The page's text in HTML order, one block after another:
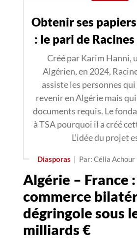
Obtenir ses
: le pari de
Créé par Karim Hanni,
Algérien, en 2024,
assiste les personnes
revenir en Algérie mais qui
documents requis. Le
à TSA pourquoi il a créé
L’idée du projet
Diasporas | Par: Célia Achour
Algérie – France
commerce
dégringole sous
milliards €